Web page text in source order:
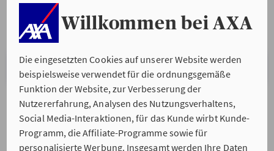
Willkommen bei AXA
Die eingesetzten Cookies auf unserer Website werden
beispielsweise verwendet für die ordnungsgemäße
Funktion der Website, zur Verbesserung der
Nutzererfahrung, Analysen des Nutzungsverhaltens,
Social Media-Interaktionen, für das Kunde wirbt Kunde-
Programm, die Affiliate-Programme sowie für
personalisierte Werbung. Insgesamt werden Ihre Daten
VERSTANDEN & WEITER